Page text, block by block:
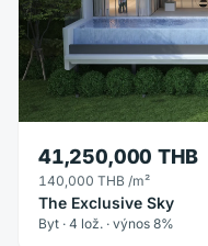
41,250,000 THB
140,000 THB /m²
The Exclusive Sky
Byt · 4 lož. · výnos 8%